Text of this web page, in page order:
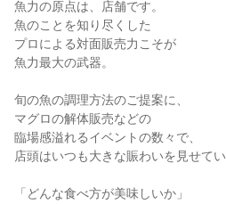
魚力の原点は、店舗です。
魚のことを知り尽くした
プロによる対面販売力こそが
魚力最大の武器。
旬の魚の調理方法のご提案に、
マグロの解体販売などの
臨場感溢れるイベントの数々で、
店頭はいつも大きな賑わいを見せてい
「どんな食べ方が美味しいか」